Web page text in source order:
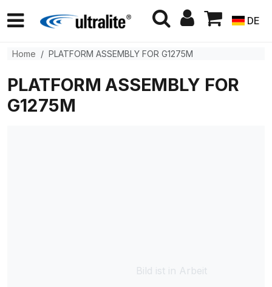
DE
Home PLATFORM ASSEMBLY FOR G1275M
PLATFORM ASSEMBLY FOR
G1275M
Bild ist in Arbeit